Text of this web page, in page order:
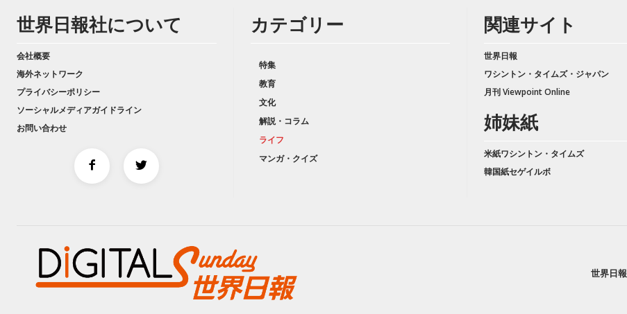
世界日報社について
会社概要
海外ネットワーク
プライバシーポリシー
ソーシャルメディアガイドライン
お問い合わせ
カテゴリー
特集
教育
文化
解説・コラム
ライフ
マンガ・クイズ
関連サイト
世界日報
ワシントン・タイムズ・ジャパン
月刊 Viewpoint Online
姉妹紙
米紙ワシントン・タイムズ
韓国紙セゲイルボ
世界日報